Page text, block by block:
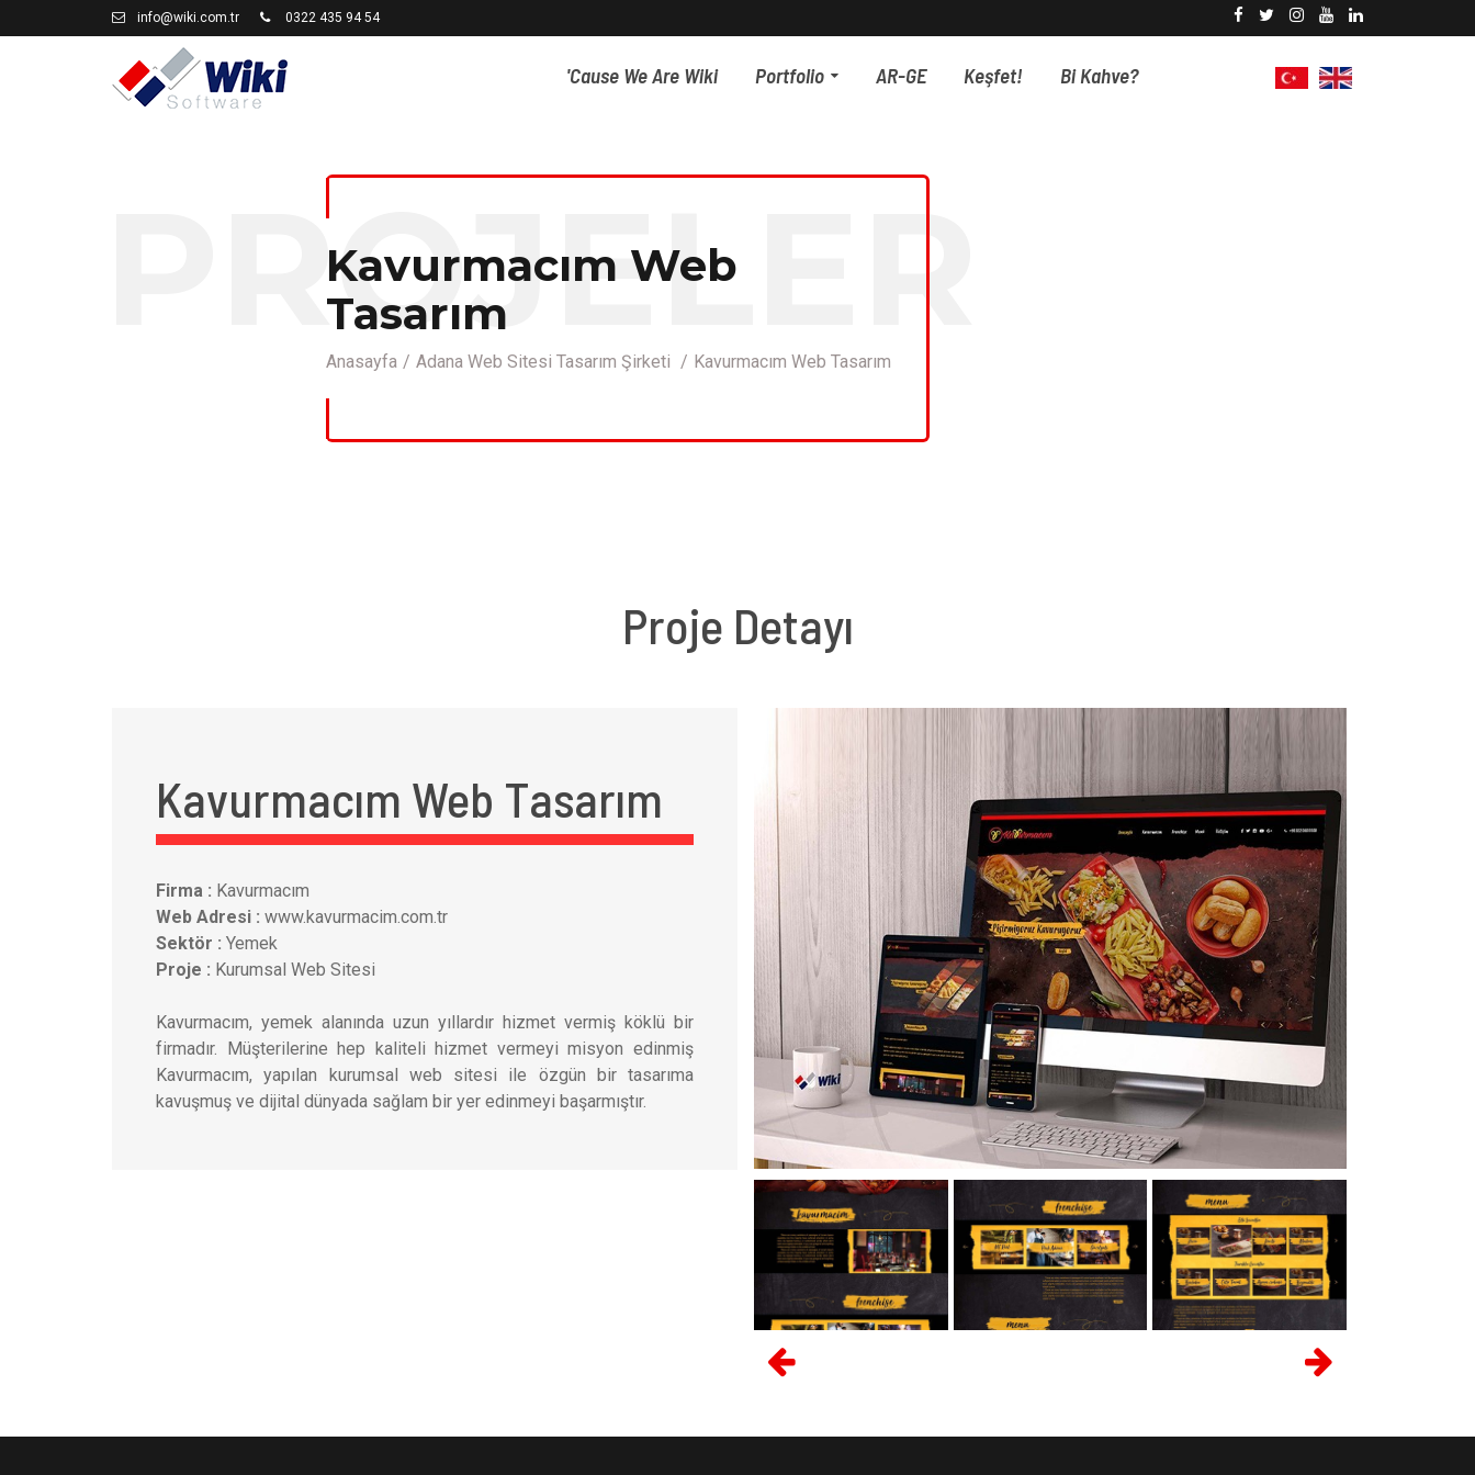
info@wiki.com.tr 0322 435 94 54
'Cause We Are Wiki Portfolio AR-GE Keşfet! Bi Kahve?
PROJELER
Kavurmacım Web
Tasarım
Anasayfa Adana Web Sitesi Tasarım Şirketi Kavurmacım Web Tasarım
Proje Detayı
Kavurmacım Web Tasarım
Firma : Kavurmacım
Web Adresi : www.kavurmacim.com.tr
Sektör : Yemek
Proje : Kurumsal Web Sitesi
Kavurmacım, yemek alanında uzun yıllardır hizmet vermiş köklü bir
firmadır. Müşterilerine hep kaliteli hizmet vermeyi misyon edinmiş
Kavurmacım, yapılan kurumsal web sitesi ile özgün bir tasarıma
kavuşmuş ve dijital dünyada sağlam bir yer edinmeyi başarmıştır.